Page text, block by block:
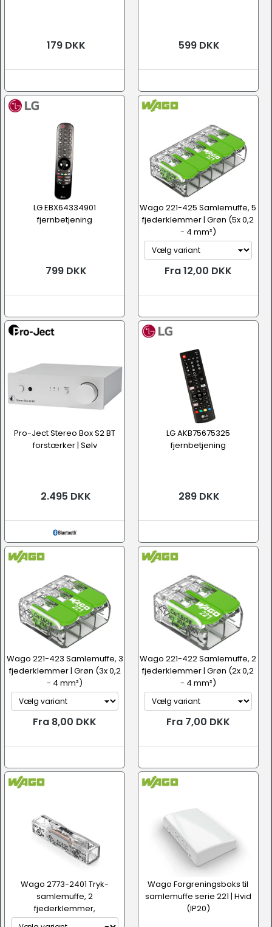
179 DKK 599 DKK
LG EBX64334901
fjernbetjening
799 DKK
Wago 221-425 Samlemuffe, 5
fjederklemmer | Grøn (5x 0,2
- 4 mm²)
Fra 12,00 DKK
Pro-Ject Stereo Box S2 BT
forstærker | Sølv
2.495 DKK
LG AKB75675325
fjernbetjening
289 DKK
Wago 221-423 Samlemuffe, 3
fjederklemmer | Grøn (3x 0,2
- 4 mm²)
Fra 8,00 DKK
Wago 221-422 Samlemuffe, 2
fjederklemmer | Grøn (2x 0,2
- 4 mm²)
Fra 7,00 DKK
Wago 2773-2401 Tryk-
samlemuffe, 2
fjederklemmer,
lige/forlænger (0,2 - 4 mm...
Wago Forgreningsboks til
samlemuffe serie 221 | Hvid
(IP20)